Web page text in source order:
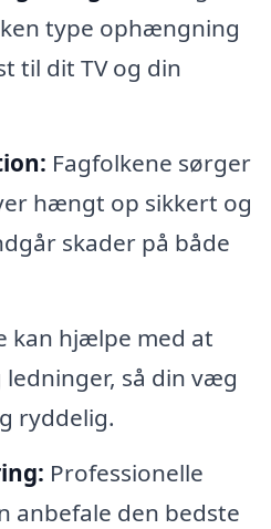
type ophængning
til dit TV og din
Fagfolkene sørger
hængt op sikkert og
skader på både
kan hjælpe med at
ledninger, så din væg
ryddelig.
Professionelle
anbefale den bedste